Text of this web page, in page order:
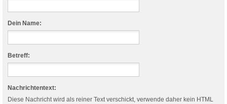
Dein Name:
Betreff:
Nachrichtentext:
Diese Nachricht wird als reiner Text verschickt, verwende daher kein HTML